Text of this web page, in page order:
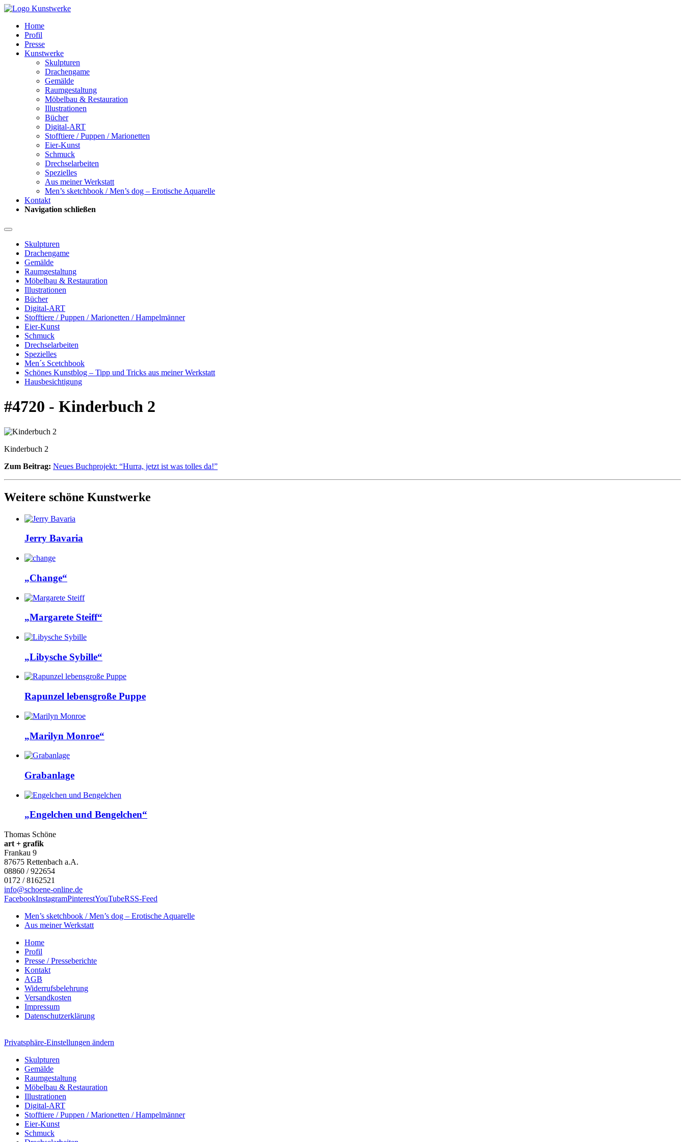
Home
Profil
Presse
Kunstwerke
Skulpturen
Drachengame
Gemälde
Raumgestaltung
Möbelbau & Restauration
Illustrationen
Bücher
Digital-ART
Stofftiere / Puppen / Marionetten
Eier-Kunst
Schmuck
Drechselarbeiten
Spezielles
Aus meiner Werkstatt
Men’s sketchbook / Men’s dog – Erotische Aquarelle
Kontakt
Navigation schließen
Skulpturen
Drachengame
Gemälde
Raumgestaltung
Möbelbau & Restauration
Illustrationen
Bücher
Digital-ART
Stofftiere / Puppen / Marionetten / Hampelmänner
Eier-Kunst
Schmuck
Drechselarbeiten
Spezielles
Men´s Scetchbook
Schönes Kunstblog – Tipp und Tricks aus meiner Werkstatt
Hausbesichtigung
#4720 - Kinderbuch 2
Kinderbuch 2
Zum Beitrag: Neues Buchprojekt: “Hurra, jetzt ist was tolles da!”
Weitere schöne Kunstwerke
Jerry Bavaria
„Change“
„Margarete Steiff“
„Libysche Sybille“
Rapunzel lebensgroße Puppe
„Marilyn Monroe“
Grabanlage
„Engelchen und Bengelchen“
Thomas Schöne
art + grafik
Frankau 9
87675 Rettenbach a.A.
08860 / 922654
0172 / 8162521
info@schoene-online.de
FacebookInstagramPinterestYouTubeRSS-Feed
Men’s sketchbook / Men’s dog – Erotische Aquarelle
Aus meiner Werkstatt
Home
Profil
Presse / Presseberichte
Kontakt
AGB
Widerrufsbelehrung
Versandkosten
Impressum
Datenschutzerklärung
Privatsphäre-Einstellungen ändern
Skulpturen
Gemälde
Raumgestaltung
Möbelbau & Restauration
Illustrationen
Digital-ART
Stofftiere / Puppen / Marionetten / Hampelmänner
Eier-Kunst
Schmuck